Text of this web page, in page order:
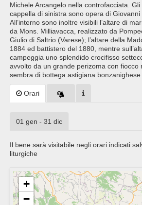
Michele Arcangelo nella controfacciata.
cappella di sinistra sono opera di Giovanni
All’interno sono inoltre visibili l’altare di
da Mons. Milliavacca, realizzato da
Giulio di Saltrio (Varese); l’altare della
1884 ed battistero del 1880, mentre
campeggia uno splendido crocifisso
avvolto da un grande perizoma con fiocco
sembra di bottega astigiana bonzanighese.
Orari
01 gen - 31 dic
Il bene sarà visitabile negli orari indicati
liturgiche
+
−